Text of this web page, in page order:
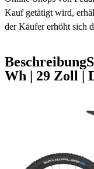
Kauf getätigt wird,
der Käufer erhöht sich
Beschreibung
Wh | 29 Zoll |